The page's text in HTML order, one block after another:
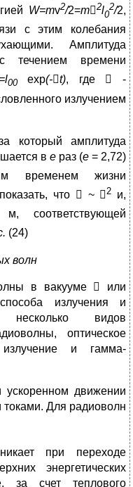
W=mv2/2=m2l0
2/2,
с этим колебания
Амплитуда
времени
l00exp(-t), где 
-
излучением
который амплитуда
в е раз (е = 2,72)
временем жизни
что  ~ 2 и,
м, соответствующей
(24)
волн
в вакууме  или
излучения и
несколько видов
оптическое
излучение и гамма-
ускоренном движении
токами. Для радиоволн
при переходе
энергетических
за счет теплового